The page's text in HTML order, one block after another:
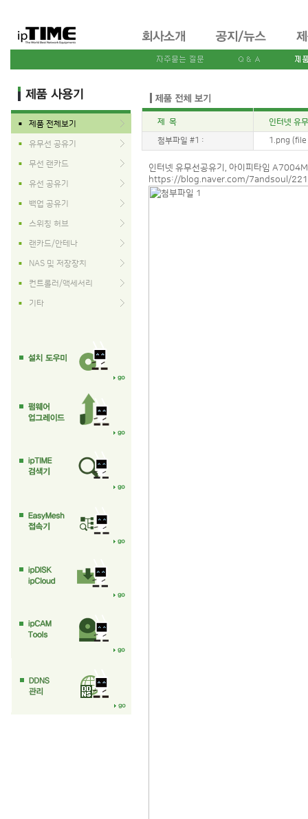
■ 제품 전체보기
■ 유무선 공유기
■ 무선 랜카드
■ 유선 공유기
■ 백업 공유기
■ 스위칭 허브
■ 랜카드/안테나
■ NAS 및 저장장치
■ 컨트롤러/액세서리
■ 기타
제 목 인터넷 유
첨부파일 #1 : 1.png
인터넷 유무선공유기, 아이피타임
https://blog.naver.com/7andsoul/